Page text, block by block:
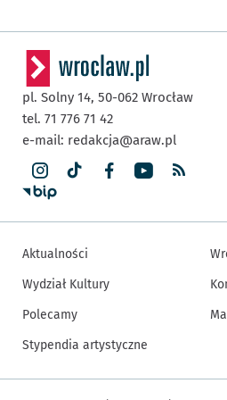
pl. Solny 14, 50-062 Wrocław
tel. 71 776 71 42
e-mail: redakcja@araw.pl
Aktualności
Wydział Kultury
Polecamy
Stypendia artystyczne
Inne informacje